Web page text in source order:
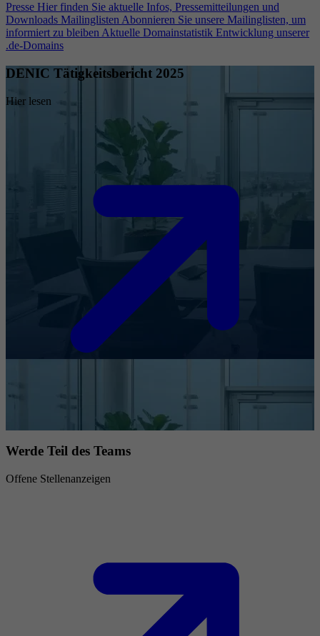
Presse Hier finden Sie aktuelle Infos, Pressemitteilungen und
Downloads Mailinglisten Abonnieren Sie unsere Mailinglisten, um
informiert zu bleiben Aktuelle Domainstatistik Entwicklung unserer
.de-Domains
DENIC Tätigkeitsbericht 2025
Hier lesen
Werde Teil des Teams
Offene Stellenanzeigen